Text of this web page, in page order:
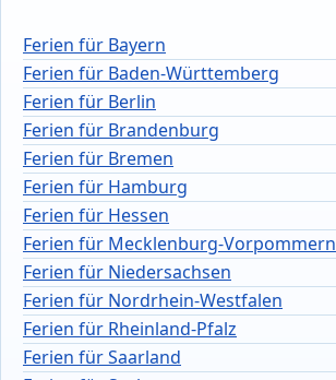
Ferien für Bayern
Ferien für Baden-Württemberg
Ferien für Berlin
Ferien für Brandenburg
Ferien für Bremen
Ferien für Hamburg
Ferien für Hessen
Ferien für Mecklenburg-Vorpommern
Ferien für Niedersachsen
Ferien für Nordrhein-Westfalen
Ferien für Rheinland-Pfalz
Ferien für Saarland